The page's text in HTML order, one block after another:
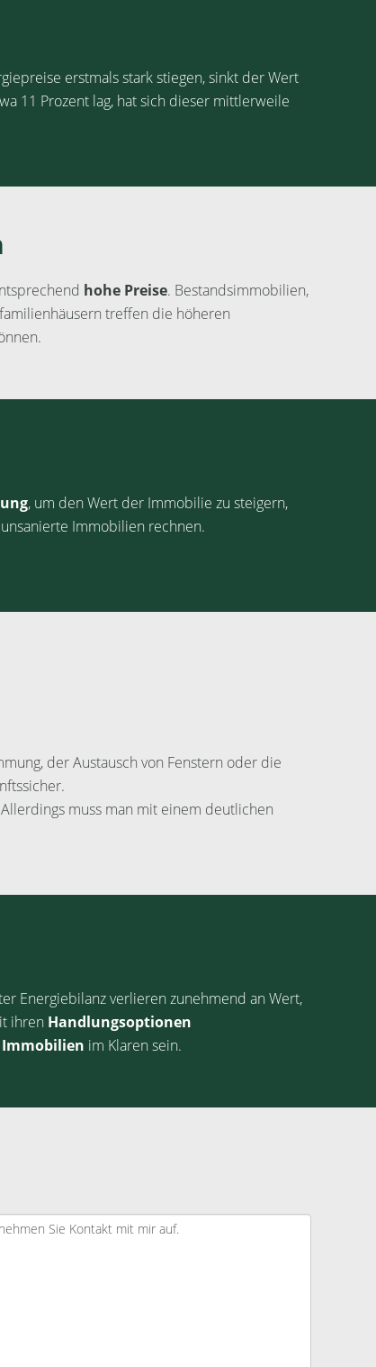
erstmals stark stiegen, sinkt der Wert
11 Prozent lag, hat sich dieser mittlerweile
hohe Preise. Bestandsimmobilien,
treffen die höheren
, um den Wert der Immobilie zu steigern,
Immobilien rechnen.
der Austausch von Fenstern oder die
muss man mit einem deutlichen
Energiebilanz verlieren zunehmend an Wert,
ihren Handlungsoptionen
im Klaren sein.